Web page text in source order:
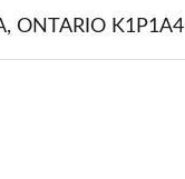
ONTARIO K1P1A4